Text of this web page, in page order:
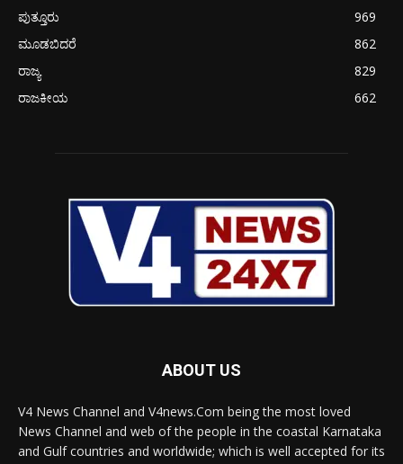
ಪುತ್ತೂರು
969
ಮೂಡಬಿದರೆ
862
ರಾಜ್ಯ
829
ರಾಜಕೀಯ
662
ABOUT US
V4 News Channel and V4news.Com being the most loved
News Channel and web of the people in the coastal Karnataka
and Gulf countries and worldwide; which is well accepted for its